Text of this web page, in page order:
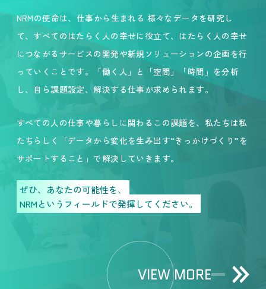
NRMの使命は、仕事から生まれる 様々なデータを研究し
て、すべてのはたらく人の幸せに役立て、はたらく人の幸せ
につながるサービスの開発や新規ソリューションの企画を行
っていくことです。「働く人」と「空間」「時間」を分析
し、自ら課題設定、解決する仕事が求められます。
すべての人の仕事や暮らしに関わるこの課題を、私たちは私
たちらしく「データから変化を生み出す“きっかけづくり”を
サポートすること」で解決していきます。
ぜひ、あなたの可能性を、
NRMというフィールドで発揮してください。
VIEW MORE